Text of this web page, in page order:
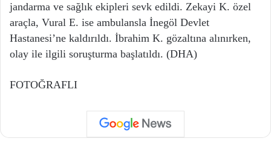
jandarma ve sağlık ekipleri sevk edildi. Zekayi K. özel
araçla, Vural E. ise ambulansla İnegöl Devlet
Hastanesi’ne kaldırıldı. İbrahim K. gözaltına alınırken,
olay ile ilgili soruşturma başlatıldı. (DHA)
FOTOĞRAFLI